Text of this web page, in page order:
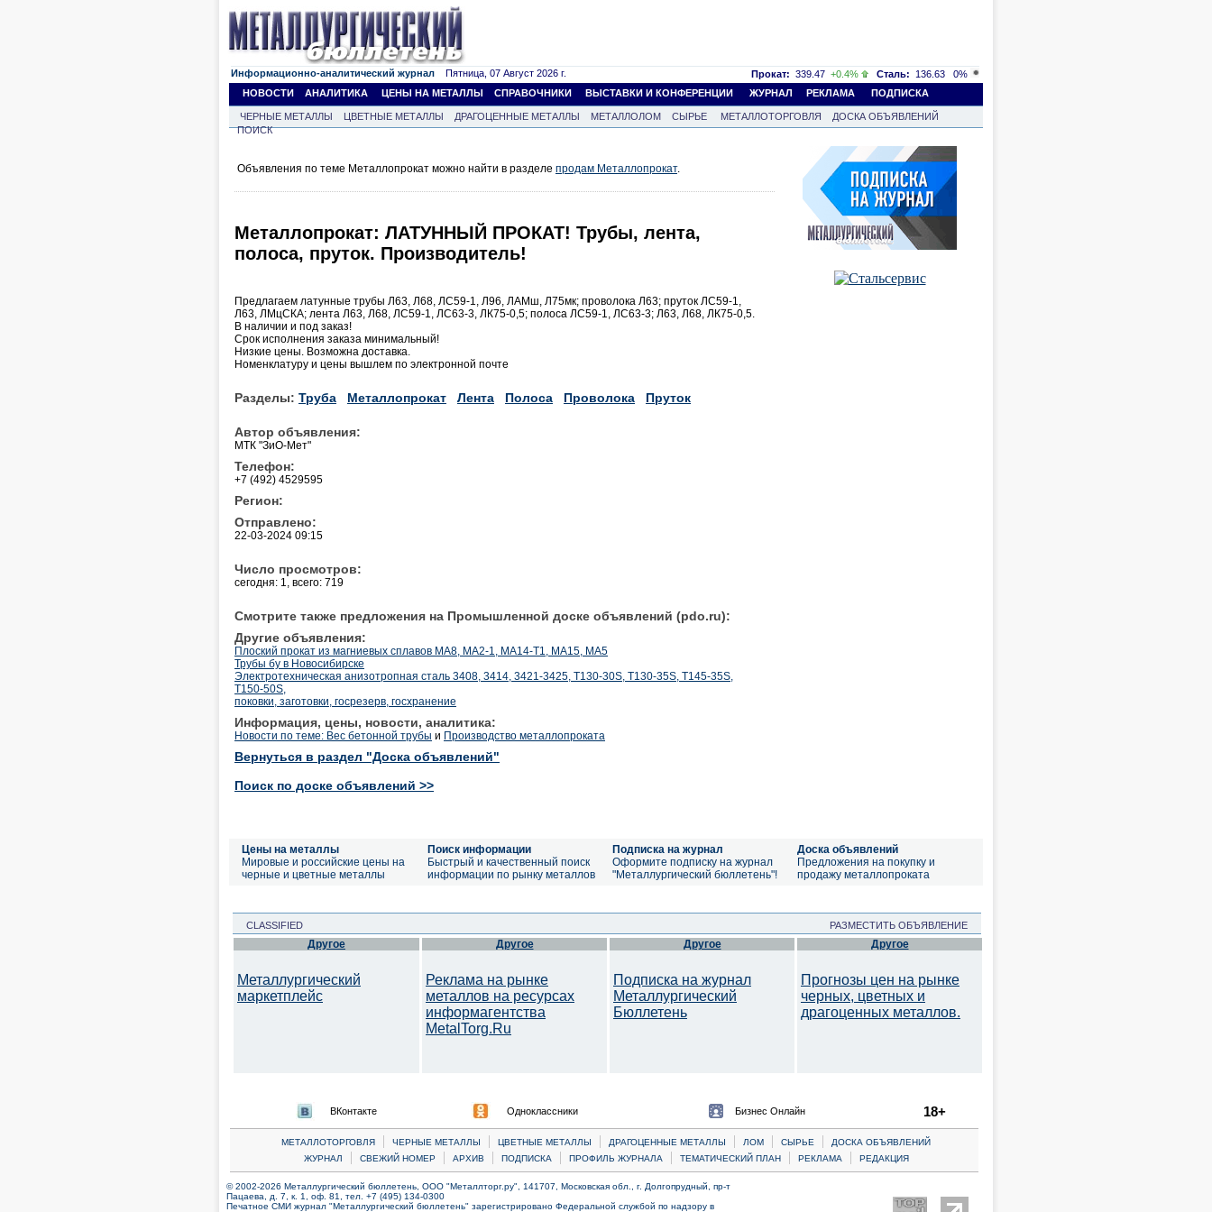
Информационно-аналитический журнал Пятница, 07 Август 2026 г. Прокат: 339.47 +0.4% Сталь: 136.63
0%
НОВОСТИ
АНАЛИТИКА ЦЕНЫ НА МЕТАЛЛЫ СПРАВОЧНИКИ ВЫСТАВКИ И КОНФЕРЕНЦИИ ЖУРНАЛ РЕКЛАМА ПОДПИСКА
ЧЕРНЫЕ МЕТАЛЛЫ ЦВЕТНЫЕ МЕТАЛЛЫ ДРАГОЦЕННЫЕ МЕТАЛЛЫ МЕТАЛЛОЛОМ СЫРЬЕ МЕТАЛЛОТОРГОВЛЯ
ДОСКА ОБЪЯВЛЕНИЙ
ПОИСК
Объявления по теме Металлопрокат можно найти в разделе продам Металлопрокат.
Металлопрокат: ЛАТУННЫЙ ПРОКАТ! Трубы, лента,
полоса, пруток. Производитель!
Предлагаем латунные трубы Л63, Л68, ЛС59-1, Л96, ЛАМш, Л75мк; проволока Л63; пруток ЛС59-1,
Л63, ЛМцСКА; лента Л63, Л68, ЛС59-1, ЛС63-3, ЛК75-0,5; полоса ЛС59-1, ЛС63-3; Л63, Л68, ЛК75-0,5.
В наличии и под заказ!
Срок исполнения заказа минимальный!
Низкие цены. Возможна доставка.
Номенклатуру и цены вышлем по электронной почте
Разделы: Труба Металлопрокат Лента Полоса Проволока Пруток
Автор объявления:
МТК "ЗиО-Мет"
Телефон:
+7 (492) 4529595
Регион:
Отправлено:
22-03-2024 09:15
Число просмотров:
сегодня: 1, всего: 719
Смотрите также предложения на Промышленной доске объявлений (pdo.ru):
Другие объявления:
Плоский прокат из магниевых сплавов МА8, МА2-1, МА14-Т1, МА15, МА5
Трубы бу в Новосибирске
Электротехническая анизотропная сталь 3408, 3414, 3421-3425, T130-30S, T130-35S, T145-35S,
T150-50S,
поковки, заготовки, госрезерв, госхранение
Информация, цены, новости, аналитика:
Новости по теме: Вес бетонной трубы и Производство металлопроката
Вернуться в раздел "Доска объявлений"
Поиск по доске объявлений >>
Цены на металлы
Мировые и российские цены на
черные и цветные металлы
Поиск информации
Быстрый и качественный поиск
информации по рынку металлов
Подписка на журнал
Оформите подписку на журнал
"Металлургический бюллетень"!
Доска объявлений
Предложения на покупку и
продажу металлопроката
CLASSIFIED РАЗМЕСТИТЬ ОБЪЯВЛЕНИЕ
Другое
Металлургический
маркетплейс
Другое
Реклама на рынке
металлов на ресурсах
информагентства
MetalTorg.Ru
Другое
Подписка на журнал
Металлургический
Бюллетень
Другое
Прогнозы цен на рынке
черных, цветных и
драгоценных металлов.
ВКонтакте Одноклассники Бизнес Онлайн 18+
МЕТАЛЛОТОРГОВЛЯ | ЧЕРНЫЕ МЕТАЛЛЫ | ЦВЕТНЫЕ МЕТАЛЛЫ | ДРАГОЦЕННЫЕ МЕТАЛЛЫ | ЛОМ | CЫРЬЕ |
ДОСКА ОБЪЯВЛЕНИЙ
ЖУРНАЛ
| СВЕЖИЙ НОМЕР | АРХИВ | ПОДПИСКА | ПРОФИЛЬ ЖУРНАЛА | ТЕМАТИЧЕСКИЙ ПЛАН | РЕКЛАМА | РЕДАКЦИЯ
© 2002-2026 Металлургический бюллетень, ООО "Металлторг.ру", 141707, Московская обл., г. Долгопрудный, пр-т
Пацаева, д. 7, к. 1, оф. 81, тел. +7 (495) 134-0300
Печатное СМИ журнал "Металлургический бюллетень" зарегистрировано Федеральной службой по надзору в